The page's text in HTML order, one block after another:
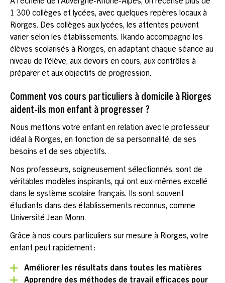
1 300 collèges et lycées, avec quelques repères locaux à
Riorges. Des collèges aux lycées, les attentes peuvent
varier selon les établissements. Ikando accompagne les
élèves scolarisés à Riorges, en adaptant chaque séance au
niveau de l’élève, aux devoirs en cours, aux contrôles à
préparer et aux objectifs de progression.
Comment vos cours particuliers à domicile à Riorges
aident-ils mon enfant à progresser ?
Nous mettons votre enfant en relation avec le professeur
idéal à Riorges, en fonction de sa personnalité, de ses
besoins et de ses objectifs.
Nos professeurs, soigneusement sélectionnés, sont de
véritables modèles inspirants, qui ont eux-mêmes excellé
dans le système scolaire français. Ils sont souvent
étudiants dans des établissements reconnus, comme
Université Jean Monn.
Grâce à nos cours particuliers sur mesure à Riorges, votre
enfant peut rapidement :
Améliorer les résultats dans toutes les matières
Apprendre des méthodes de travail efficaces pour